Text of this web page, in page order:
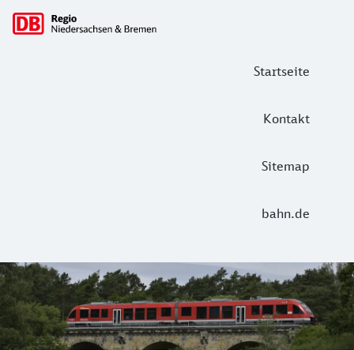
Startseite
Kontakt
Sitemap
bahn.de
Hauptnavigation
DB Regio in Niedersachsen und
Fahren Sie mit uns sicher und entspannt zur Arbeit, zu